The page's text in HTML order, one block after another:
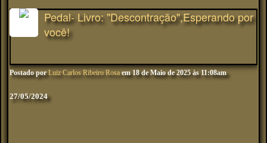
Pedal- Livro: "Descontração",Esperando por
você!
Postado porLuiz Carlos Ribeiro Rosa em 18 de Maio de 2025 às 11:08am
27/05/2024